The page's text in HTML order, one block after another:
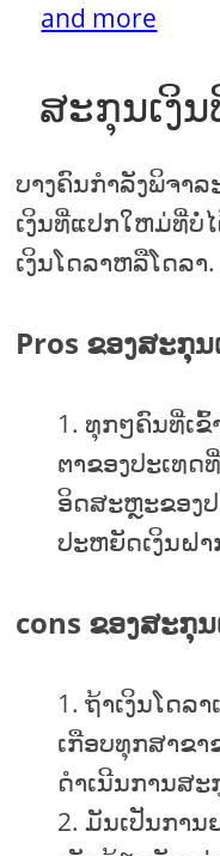
and more
ສະກຸນເງິ
ບາງຄົນກໍາລັງພິຈາ
ເງິນທີ່ແປກໃຫມ່ທີ່ບໍ່
ເງິນໂດລາຫລືໂດລາ.
Pros ຂອງສະກຸ
ທຸກໆຄົນທີ່ເຂົ້
ຕາຂອງປະເທ
ອິດສະຫຼະຂອງ
ປະຫຍັດເງິນຝາ
cons ຂອງສະກຸ
ຖ້າເງິນໂດລ
ເກືອບທຸກສາຂາ
ດໍາເນີນການສ
ມັນເປັນກາ